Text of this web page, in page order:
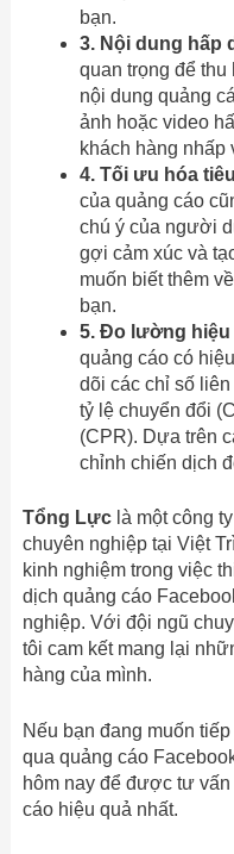
bạn.
3. Nội dung hấp
quan trọng để
nội dung quảng
ảnh hoặc video
khách hàng nhấp
4. Tối ưu hóa
của quảng cáo
chú ý của người
gợi cảm xúc và
muốn biết thêm
bạn.
5. Đo lường hiệu
quảng cáo có
dõi các chỉ số
tỷ lệ chuyển đổi
(CPR). Dựa trên
chỉnh chiến dịch
Tổng Lựclà một công
chuyên nghiệp tại Việt
kinh nghiệm trong việc
dịch quảng cáo
nghiệp. Với đội ngũ
tôi cam kết mang lại
hàng của mình.
Nếu bạn đang muốn
qua quảng cáo
hôm nay để được tư
cáo hiệu quả nhất.